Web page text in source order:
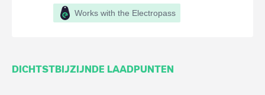
Works with the Electropass
DICHTSTBIJZIJNDE LAADPUNTEN